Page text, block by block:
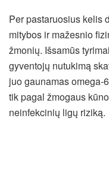
Per pastaruosius kelis
mitybos ir mažesnio
žmonių. Išsamūs
gyventojų nutukimą
juo gaunamas omega-
tik pagal žmogaus
neinfekcinių ligų riziką.